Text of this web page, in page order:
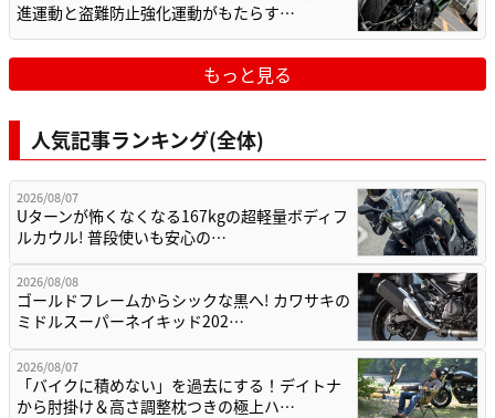
進運動と盗難防止強化運動がもたらす…
もっと見る
人気記事ランキング(全体)
2026/08/07
Uターンが怖くなくなる167kgの超軽量ボディフ
ルカウル! 普段使いも安心の…
2026/08/08
ゴールドフレームからシックな黒へ! カワサキの
ミドルスーパーネイキッド202…
2026/08/07
「バイクに積めない」を過去にする！デイトナ
から肘掛け＆高さ調整枕つきの極上ハ…